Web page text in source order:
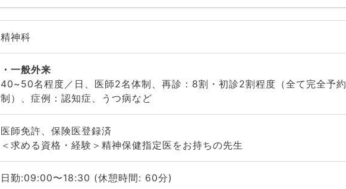
精神科
一般外来
40~50名程度／日、医師2名体制、再診：8割・初診2割程度（全て完全予約
制）、症例：認知症、うつ病など
医師免許、保険医登録済
＜求める資格・経験＞精神保健指定医をお持ちの先生
日勤:09:00〜18:30 (休憩時間: 60分)